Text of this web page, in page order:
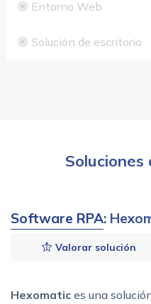
Entorno Web
Solución de escritorio
Software RPA:
Valorar solución
Hexomatic es una